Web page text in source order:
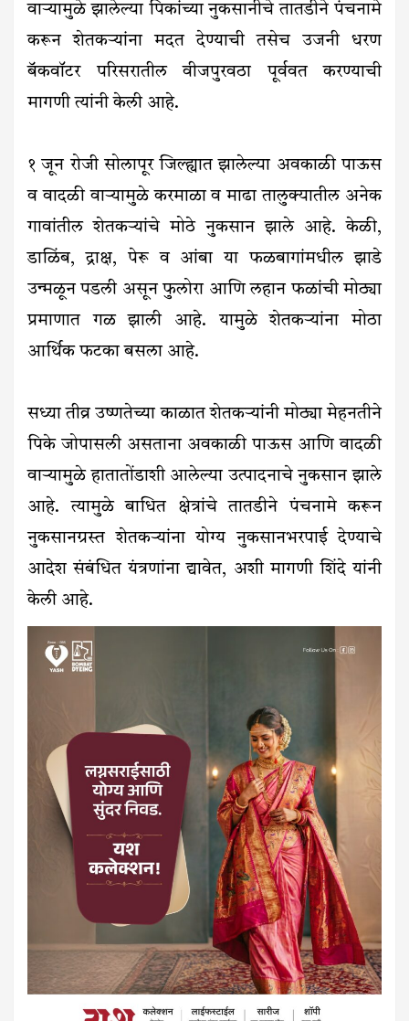
वाऱ्यामुळे झालेल्या पिकांच्या नुकसानीचे तातडीने पंचनामे
करून शेतकऱ्यांना मदत देण्याची तसेच उजनी धरण
बॅकवॉटर परिसरातील वीजपुरवठा पूर्ववत करण्याची
मागणी त्यांनी केली आहे.
१ जून रोजी सोलापूर जिल्ह्यात झालेल्या अवकाळी पाऊस
व वादळी वाऱ्यामुळे करमाळा व माढा तालुक्यातील अनेक
गावांतील शेतकऱ्यांचे मोठे नुकसान झाले आहे. केळी,
डाळिंब, द्राक्ष, पेरू व आंबा या फळबागांमधील झाडे
उन्मळून पडली असून फुलोरा आणि लहान फळांची मोठ्या
प्रमाणात गळ झाली आहे. यामुळे शेतकऱ्यांना मोठा
आर्थिक फटका बसला आहे.
सध्या तीव्र उष्णतेच्या काळात शेतकऱ्यांनी मोठ्या मेहनतीने
पिके जोपासली असताना अवकाळी पाऊस आणि वादळी
वाऱ्यामुळे हातातोंडाशी आलेल्या उत्पादनाचे नुकसान झाले
आहे. त्यामुळे बाधित क्षेत्रांचे तातडीने पंचनामे करून
नुकसानग्रस्त शेतकऱ्यांना योग्य नुकसानभरपाई देण्याचे
आदेश संबंधित यंत्रणांना द्यावेत, अशी मागणी शिंदे यांनी
केली आहे.